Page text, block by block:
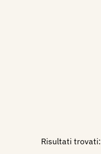
Risultati trovati: